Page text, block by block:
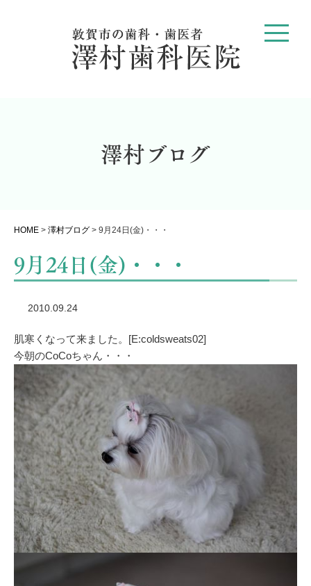
澤村ブログ
HOME > 澤村ブログ > 9月24日(金)・・・
9月24日(金)・・・
2010.09.24
肌寒くなって来ました。[E:coldsweats02]
今朝のCoCoちゃん・・・